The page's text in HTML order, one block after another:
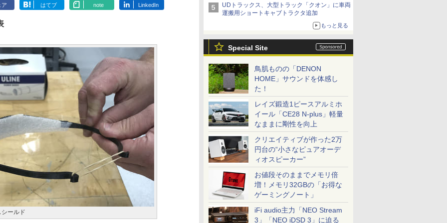
UDトラックス、大型トラック「クオン」に車両
運搬用ショートキャブトラクタ追加
もっと見る
Special Site
鳥肌ものの「DENON
HOME」サウンドを体感し
た！
レイズ鍛造1ピースアルミホ
イール「CE28 N-plus」軽量
なままに剛性を向上
クリエイティブが作った2万
円台の“小さなピュアオーデ
ィオスピーカー”
お値段そのままでメモリ倍
増！メモリ32GBの「お得な
ゲーミングノート」
iFi audio主力「NEO Stream
3」「NEO iDSD 3」に迫る
ア はてブ note LinkedIn
ールド